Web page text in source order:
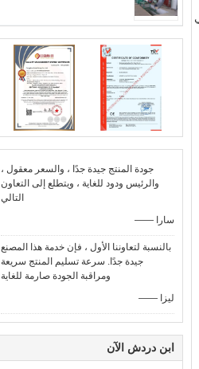
جودة المنتج جيدة جدًا ، والسعر معقول ،
والرئيس ودود للغاية ، ويتطلع إلى التعاون
التالي
—— سارا
بالنسبة لتعاوننا الأول ، فإن خدمة هذا المصنع
جيدة جدًا. سرعة تسليم المنتج سريعة
ومراقبة الجودة صارمة للغاية
—— ليزا
ابن دردش الآن